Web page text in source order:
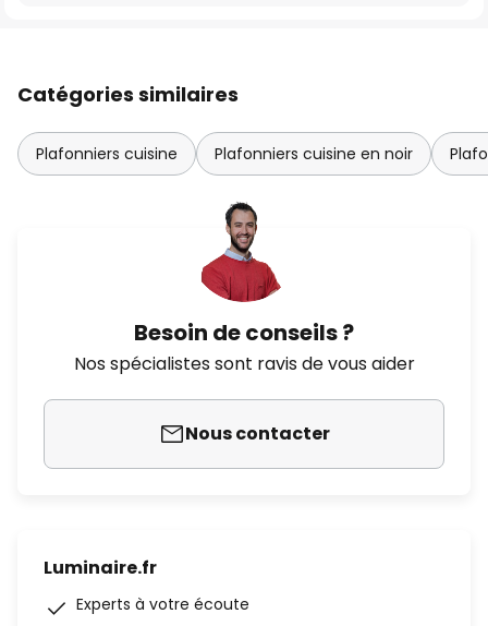
Catégories similaires
Plafonniers cuisine Plafonniers cuisine en noir
Besoin de conseils ?
Nos spécialistes sont ravis de vous aider
Nous contacter
Luminaire.fr
Experts à votre écoute